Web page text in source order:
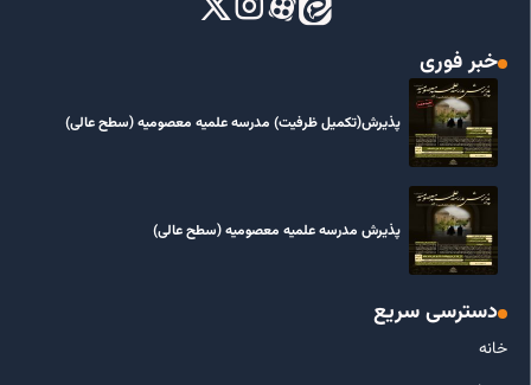
خبر فوری
پذیرش(تکمیل ظرفیت) مدرسه علمیه معصومیه‌ (سطح عالی)
پذیرش مدرسه علمیه معصومیه‌ (سطح عالی)
دسترسی سریع
خانه